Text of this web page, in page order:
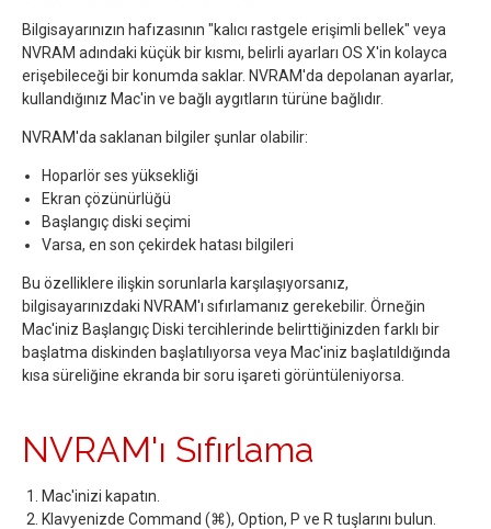
Bilgisayarınızın hafızasının "kalıcı rastgele erişimli bellek" veya
NVRAM adındaki küçük bir kısmı, belirli ayarları OS X'in kolayca
erişebileceği bir konumda saklar. NVRAM'da depolanan ayarlar,
kullandığınız Mac'in ve bağlı aygıtların türüne bağlıdır.
NVRAM'da saklanan bilgiler şunlar olabilir:
Hoparlör ses yüksekliği
Ekran çözünürlüğü
Başlangıç diski seçimi
Varsa, en son çekirdek hatası bilgileri
Bu özelliklere ilişkin sorunlarla karşılaşıyorsanız,
bilgisayarınızdaki NVRAM'ı sıfırlamanız gerekebilir. Örneğin
Mac'iniz Başlangıç Diski tercihlerinde belirttiğinizden farklı bir
başlatma diskinden başlatılıyorsa veya Mac'iniz başlatıldığında
kısa süreliğine ekranda bir soru işareti görüntüleniyorsa.
NVRAM'ı Sıfırlama
Mac'inizi kapatın.
Klavyenizde Command (⌘), Option, P ve R tuşlarını bulun.